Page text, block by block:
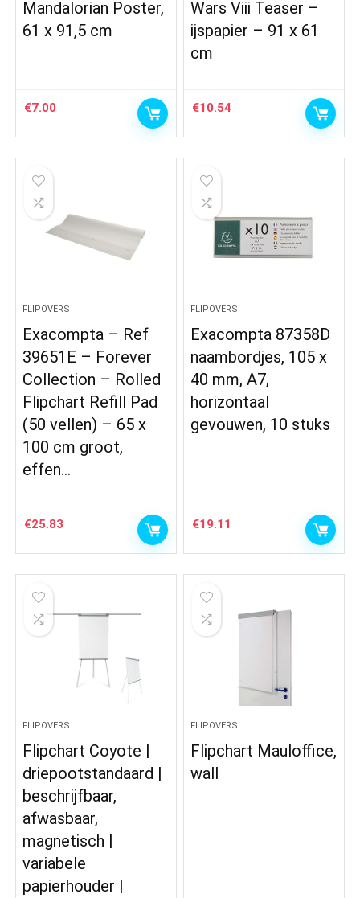
Mandalorian Poster,
61 x 91,5 cm
€7.00
Wars Viii Teaser –
ijspapier – 91 x 61
cm
€10.54
FLIPOVERS
Exacompta – Ref
39651E – Forever
Collection – Rolled
Flipchart Refill Pad
(50 vellen) – 65 x
100 cm groot,
effen…
€25.83
FLIPOVERS
Exacompta 87358D
naambordjes, 105 x
40 mm, A7,
horizontaal
gevouwen, 10 stuks
€19.11
FLIPOVERS
Flipchart Coyote |
driepootstandaard |
beschrijfbaar,
afwasbaar,
magnetisch |
variabele
papierhouder |
FLIPOVERS
Flipchart Mauloffice,
wall